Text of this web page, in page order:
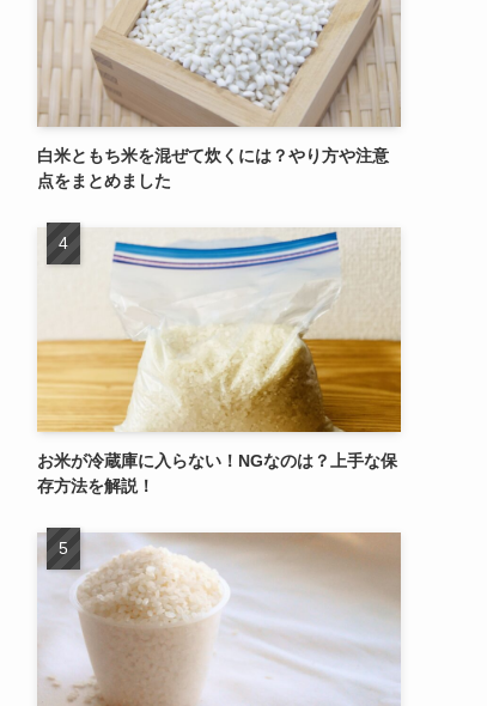
白米ともち米を混ぜて炊くには？やり方や注意
点をまとめました
お米が冷蔵庫に入らない！NGなのは？上手な保
存方法を解説！